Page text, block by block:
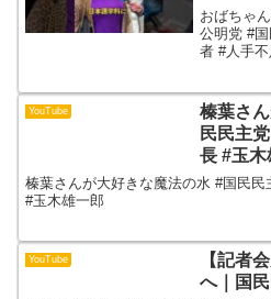
経済
おばちゃ
公明党 #
者 #人手
YouTube
榛葉さ
民民主
長 #玉木
榛葉さんが大好きな魔法の水 #国民
#玉木雄一郎
YouTube
【記者
へ｜国